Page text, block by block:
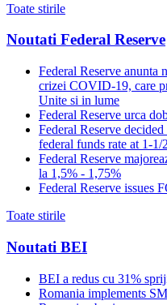
Toate stirile
Noutati Federal Reserve
Federal Reserve anunta
crizei COVID-19, care
Unite si in lume
Federal Reserve urca
Federal Reserve
federal funds rate at 1-1/
Federal Reserve
la 1,5% - 1,75%
Federal Reserve issues
Toate stirile
Noutati BEI
BEI a redus cu 31%
Romania implements